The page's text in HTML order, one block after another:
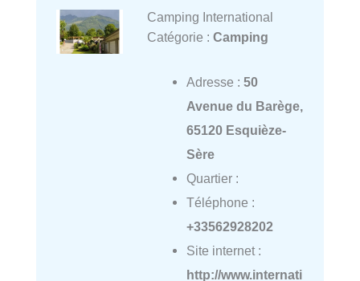
Camping International
Catégorie : Camping
Adresse : 50
Avenue du Barège,
65120 Esquièze-
Sère
Quartier :
Téléphone :
+33562928202
Site internet :
http://www.internati